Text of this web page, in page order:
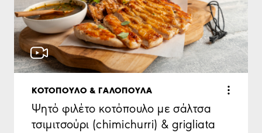
ΚΟΤΟΠΟΥΛΟ & ΓΑΛΟΠΟΥΛΑ
Ψητό φιλέτο κοτόπουλο με σάλτσα
τσιμιτσούρι (chimichurri) & grigliata